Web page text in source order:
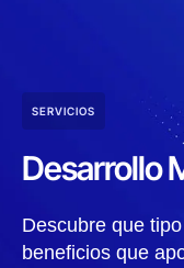
SERVICIOS
Desarrollo
Descubre que
beneficios que